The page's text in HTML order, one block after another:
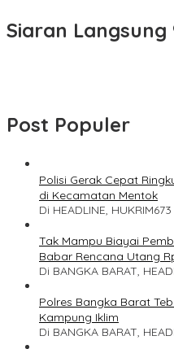
Siaran Langsung
Post Populer
Polisi Gerak Cepat
di Kecamatan Mentok
Di HEADLINE, HUKRIM
Tak Mampu Biayai
Babar Rencana Utang
Di BANGKA BARAT,
Polres Bangka Barat
Kampung Iklim
Di BANGKA BARAT,